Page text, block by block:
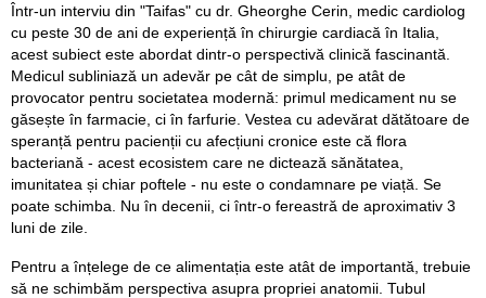
Într-un interviu din "Taifas" cu dr. Gheorghe Cerin, medic cardiolog
cu peste 30 de ani de experiență în chirurgie cardiacă în Italia,
acest subiect este abordat dintr-o perspectivă clinică fascinantă.
Medicul subliniază un adevăr pe cât de simplu, pe atât de
provocator pentru societatea modernă: primul medicament nu se
găsește în farmacie, ci în farfurie. Vestea cu adevărat dătătoare de
speranță pentru pacienții cu afecțiuni cronice este că flora
bacteriană - acest ecosistem care ne dictează sănătatea,
imunitatea și chiar poftele - nu este o condamnare pe viață. Se
poate schimba. Nu în decenii, ci într-o fereastră de aproximativ 3
luni de zile.
Pentru a înțelege de ce alimentația este atât de importantă, trebuie
să ne schimbăm perspectiva asupra propriei anatomii. Tubul